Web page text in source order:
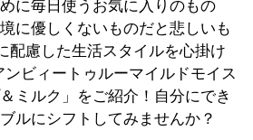
に毎日使うお気に入りのもの
に優しくないものだと悲しいも
配慮した生活スタイルを心掛け
ビィートゥルーマイルドモイス
ミルク」をご紹介！自分にでき
ルにシフトしてみませんか？